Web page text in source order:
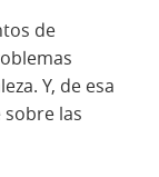
de
Y, de esa
las